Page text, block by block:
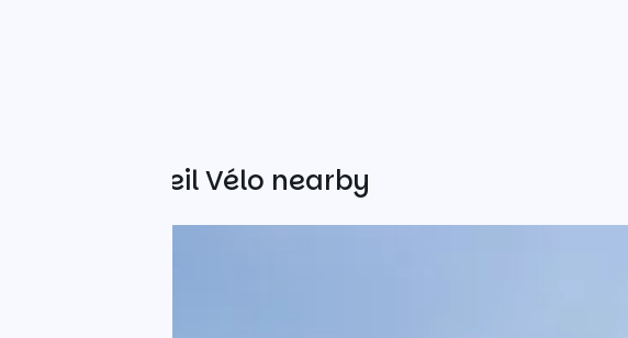
Other Accueil Vélo nearby